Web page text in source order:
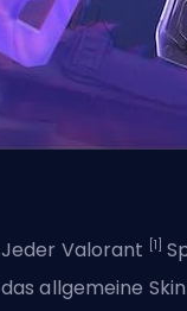
Jeder Valorant [1]
das allgemeine Skin